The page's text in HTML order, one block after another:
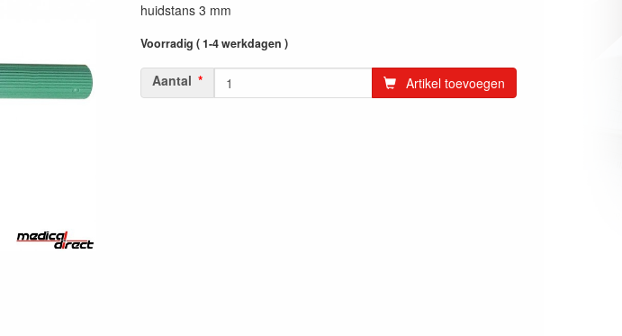
huidstans 3 mm
Voorradig ( 1-4 werkdagen )
Aantal Artikel toevoegen